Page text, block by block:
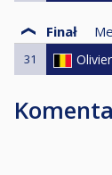
Finał
31